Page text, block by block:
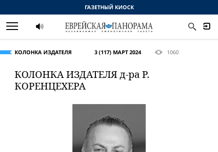
КОЛОНКА ИЗДАТЕЛЯ 3 (117) МАРТ 2024 1060
КОЛОНКА ИЗДАТЕЛЯ д-ра Р.
КОРЕНЦЕХЕРА
ГАЗЕТНЫЙ КИОСК